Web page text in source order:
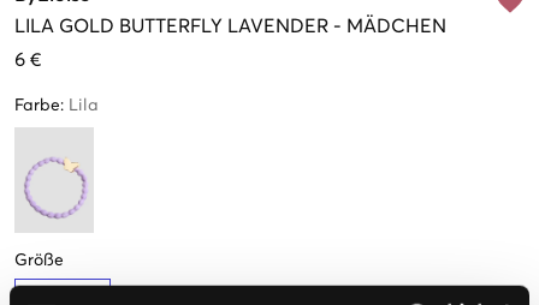
LILA GOLD BUTTERFLY LAVENDER - MÄDCHEN
6 €
Farbe: Lila
Größe